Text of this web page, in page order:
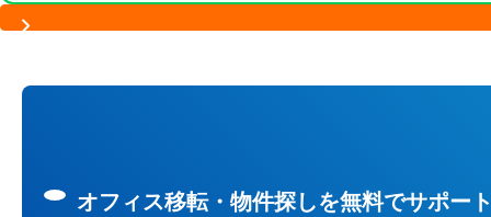
オフィス移転・物件探しを無料でサポー